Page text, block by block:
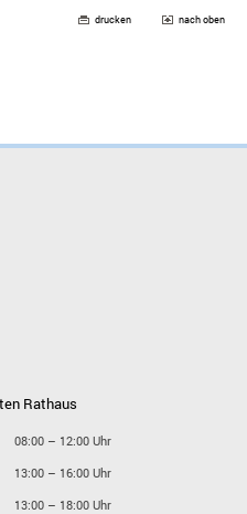
drucken nach oben
Rathaus
08:00 – 12:00 Uhr
13:00 – 16:00 Uhr
13:00 – 18:00 Uhr